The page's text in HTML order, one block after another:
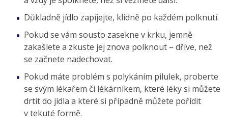
Důkladně jídlo zapíjejte, klidně po každém polknutí.
Pokud se vám sousto zasekne v krku, jemně
zakašlete a zkuste jej znova polknout – dříve, než
se začnete nadechovat.
Pokud máte problém s polykáním pilulek, proberte
se svým lékařem či lékárníkem, které léky si můžete
drtit do jídla a které si případně můžete pořídit
v tekuté formě.